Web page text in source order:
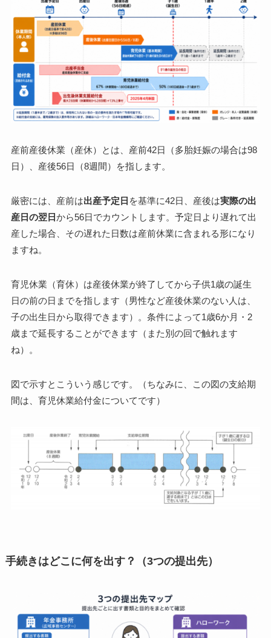
産前産後休業（産休）とは、 産前42日（多胎妊娠の場合は98
日）、産後56日（8週間）
を指します。
厳密には、産前は出産予定日 を基準に42日、産後は実際の出
産日の翌日から56日でカウントします。予定日より遅れて出
産した場合、その遅れた日数は産前休業に含まれる形になり
ますね。
育児休業（育休）は産後休業が終了してから子供1歳の誕生
日の前の日 までを指します（男性など産後休業のない人は、
子の出生日から取得できます）。条件によって1歳6か月・2
歳まで延長することができます（また別の回で触れます
ね）。
図で示すとこういう感じです。（ちなみに、この図の支給期
間は、育児休業給付金についてです）
手続きはどこに何を出す？（3つの提出先）